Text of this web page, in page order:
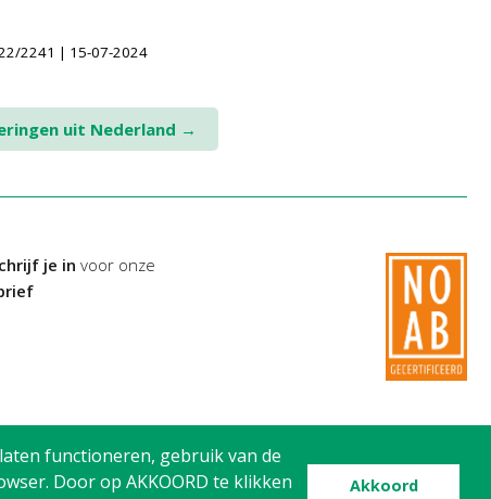
functioneren, gebruik van de
Door op AKKOORD te klikken
Akkoord
2241 | 15-07-2024
uit Nederland →
je in voor onze